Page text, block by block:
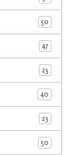
50
47
23
40
23
50